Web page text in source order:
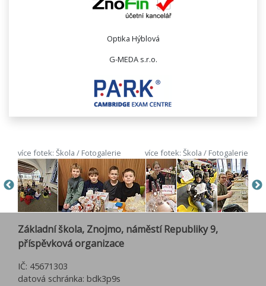
Optika Hýblová
G-MEDA s.r.o.
více fotek: Škola / Fotogalerie více fotek: Škola / Fotogalerie
Základní škola, Znojmo, náměstí Republiky 9,
příspěvková organizace
IČ: 45671303
datová schránka: bdk3p9s